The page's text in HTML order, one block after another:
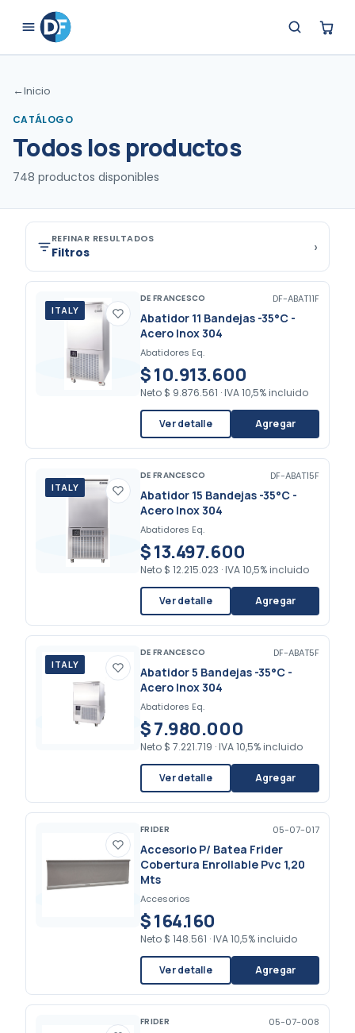
←Inicio
CATÁLOGO
Todos los productos
748 productos disponibles
REFINAR RESULTADOS
Filtros ›
ITALY
DE FRANCESCO DF-ABAT11F
Abatidor 11 Bandejas -35°C -
Acero Inox 304
Abatidores Eq.
$ 10.913.600
Neto $ 9.876.561 · IVA 10,5% incluido
Ver detalle Agregar
ITALY
DE FRANCESCO DF-ABAT15F
Abatidor 15 Bandejas -35°C -
Acero Inox 304
Abatidores Eq.
$ 13.497.600
Neto $ 12.215.023 · IVA 10,5% incluido
Ver detalle Agregar
ITALY
DE FRANCESCO DF-ABAT5F
Abatidor 5 Bandejas -35°C -
Acero Inox 304
Abatidores Eq.
$ 7.980.000
Neto $ 7.221.719 · IVA 10,5% incluido
Ver detalle Agregar
FRIDER 05-07-017
Accesorio P/ Batea Frider
Cobertura Enrollable Pvc 1,20
Mts
Accesorios
$ 164.160
Neto $ 148.561 · IVA 10,5% incluido
Ver detalle Agregar
FRIDER 05-07-008